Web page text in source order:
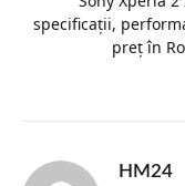
specificații,
preț în
HM24